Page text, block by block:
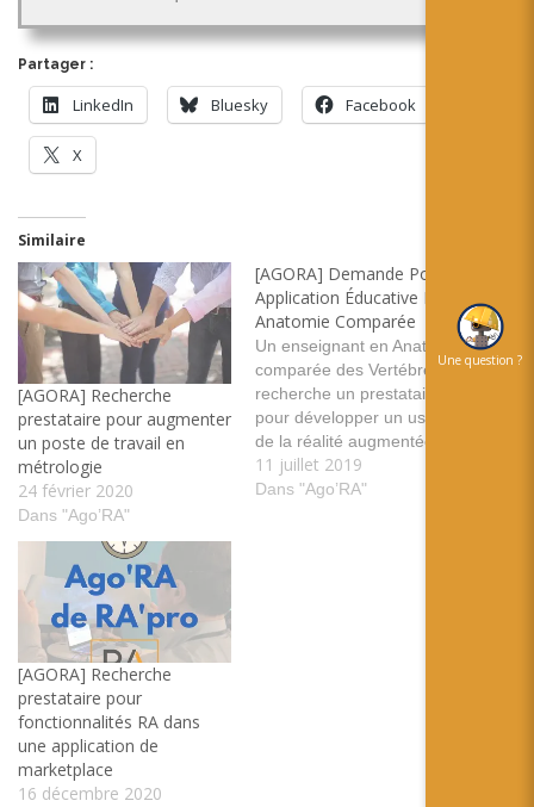
Partager :
LinkedIn Bluesky Facebook
X
Similaire
[AGORA] Recherche
prestataire pour augmenter
un poste de travail en
métrologie
24 février 2020
Dans "Ago’RA"
[AGORA] Demande Pour
Application Éducative En
Anatomie Comparée
Un enseignant en Anatomie
comparée des Vertébrés
recherche un prestataire
pour développer un usage
de la réalité augmentée à
destination des étudiants.
Le projet global est de
11 juillet 2019
Dans "Ago’RA"
[AGORA] Recherche
prestataire pour
fonctionnalités RA dans
une application de
marketplace
16 décembre 2020
Une question ?